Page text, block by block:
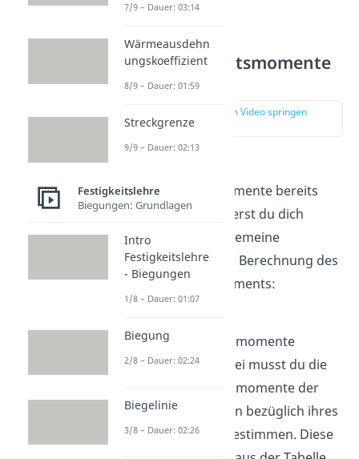
Flächenträgheitsmomente
berechnen
zur Stelle im Video springen
(01:32)
Flächenträgheitsmomente bereits
gesehen hast, erinnerst du dich
bestimmt an die allgemeine
Vorgehensweise zur Berechnung des
Flächenträgheitsmoments:
Flächenträgheitsmomente
bestimmen: Dabei musst du die
Flächenträgheitsmomente der
einzelnen Formen bezüglich ihres
Schwerpunkts bestimmen. Diese
7/9 – Dauer: 03:14
Wärmeausdehn
ungskoeffizient
8/9 – Dauer: 01:59
Streckgrenze
9/9 – Dauer: 02:13
Festigkeitslehre
Biegungen: Grundlagen
Intro
Festigkeitslehre
- Biegungen
1/8 – Dauer: 01:07
Biegung
2/8 – Dauer: 02:24
Biegelinie
3/8 – Dauer: 02:26